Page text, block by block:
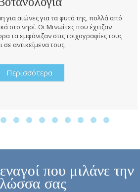
για αιώνες για τα φυτά της, πολλά από
στο νησί. Οι Μινωίτες που έχτιζαν
τα εμφάνιζαν στις τοιχογραφίες τους
σε αντικείμενα τους.
Περισσότερα
που μιλάνε την
σας